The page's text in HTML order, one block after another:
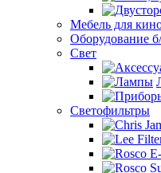
Мебель для
Оборудование
Свет
Светофильтры